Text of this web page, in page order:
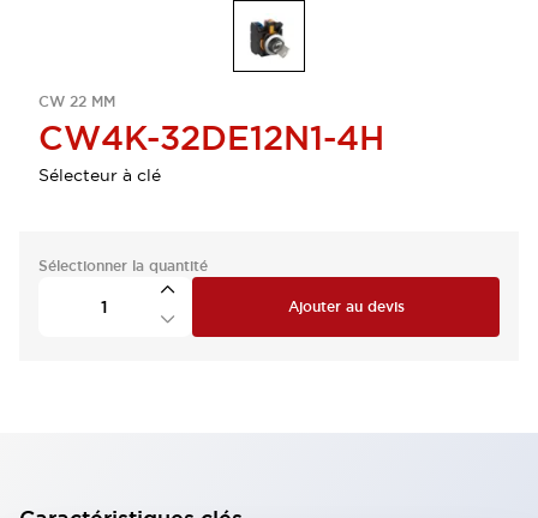
CW 22 MM
CW4K-32DE12N1-4H
Sélecteur à clé
Sélectionner la quantité
Ajouter au devis